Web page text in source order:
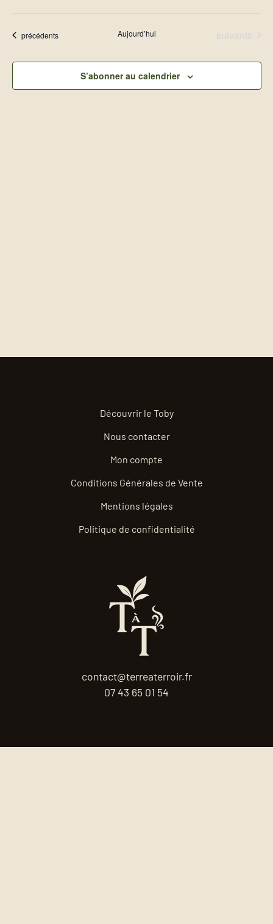
Évènements
précédents Aujourd’hui Évènements
suivants
S’abonner au calendrier
Découvrir le Toby
Nous contacter
Mon compte
Conditions Générales de Vente
Mentions légales
Politique de confidentialité
contact@terreaterroir.fr
07 43 65 01 54